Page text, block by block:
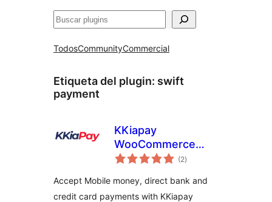
Buscar
TodosCommunityCommercial
Etiqueta del plugin: swift
payment
KKiapay
WooCommerce
Plugin
(2total
de
)
Accept Mobile money, direct bank and
credit card payments with KKiapay